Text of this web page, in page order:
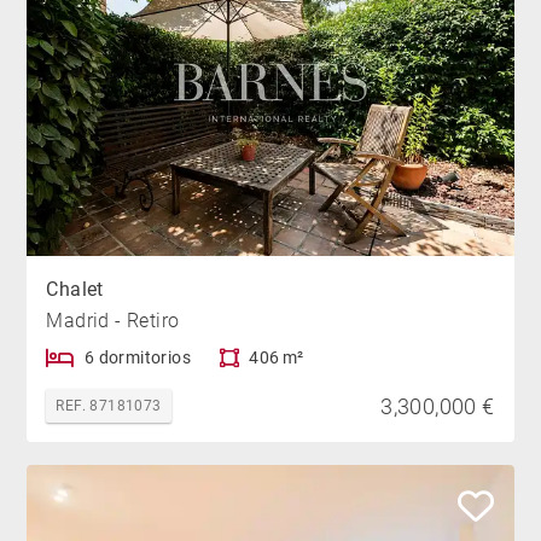
Chalet
Madrid - Retiro
6 dormitorios 406 m²
REF. 87181073 3,300,000 €